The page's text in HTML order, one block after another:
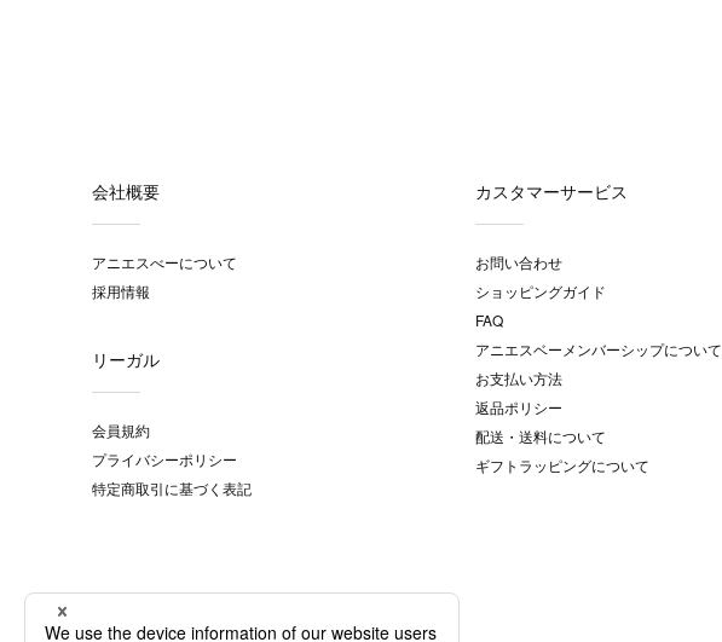
会社概要
アニエスべーについて
採用情報
リーガル
会員規約
プライバシーポリシー
特定商取引に基づく表記
カスタマーサービス
お問い合わせ
ショッピングガイド
FAQ
アニエスベーメンバーシップについて
お支払い方法
返品ポリシー
配送・送料について
ギフトラッピングについて